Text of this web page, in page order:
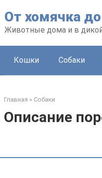
От хомячка
Животные дома и в
Кошки Собаки
Главная » Собаки
Описание